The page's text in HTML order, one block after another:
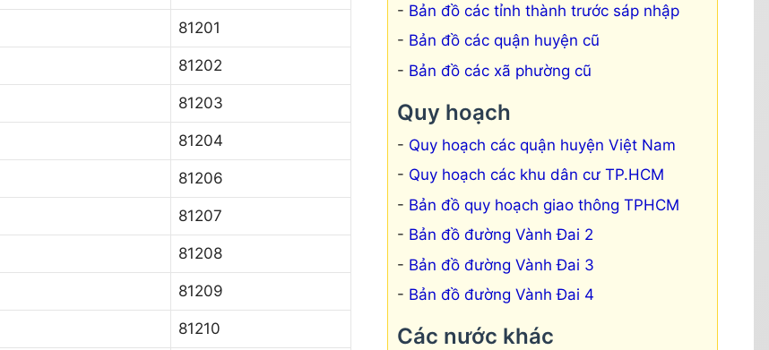
81201
81202
81203
81204
81206
81207
81208
81209
81210
Bản đồ các tỉnh thành trước sáp nhập
Bản đồ các quận huyện cũ
Bản đồ các xã phường cũ
Quy hoạch
Quy hoạch các quận huyện Việt Nam
Quy hoạch các khu dân cư TP.HCM
Bản đồ quy hoạch giao thông TPHCM
Bản đồ đường Vành Đai 2
Bản đồ đường Vành Đai 3
Bản đồ đường Vành Đai 4
Các nước khác